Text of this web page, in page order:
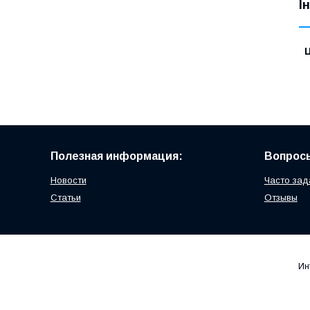
Полезная информация:
Новости
Статьи
Часто
Отзывы